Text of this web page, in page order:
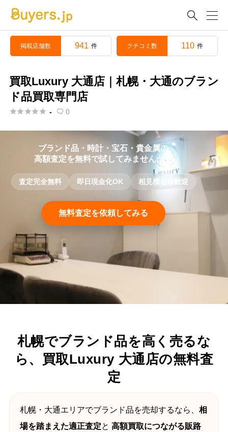

掲載店舗数 941 件 クチコミ数 110 件
買取Luxury 大通店｜札幌・大通のブラン
ド品買取専門店
 -  0
ブランド品・時計・宝石・貴金属の
高額査定を無料で試してみませんか？
査定完全無料 即日現金化OK 相見積もり歓迎
無料査定を依頼してみる
札幌でブランド品を高く売るな
ら、買取Luxury 大通店の無料査
定
札幌・大通エリアでブランド品を売却するなら、 相
場を踏まえた適正査定と 高額買取につながる販路